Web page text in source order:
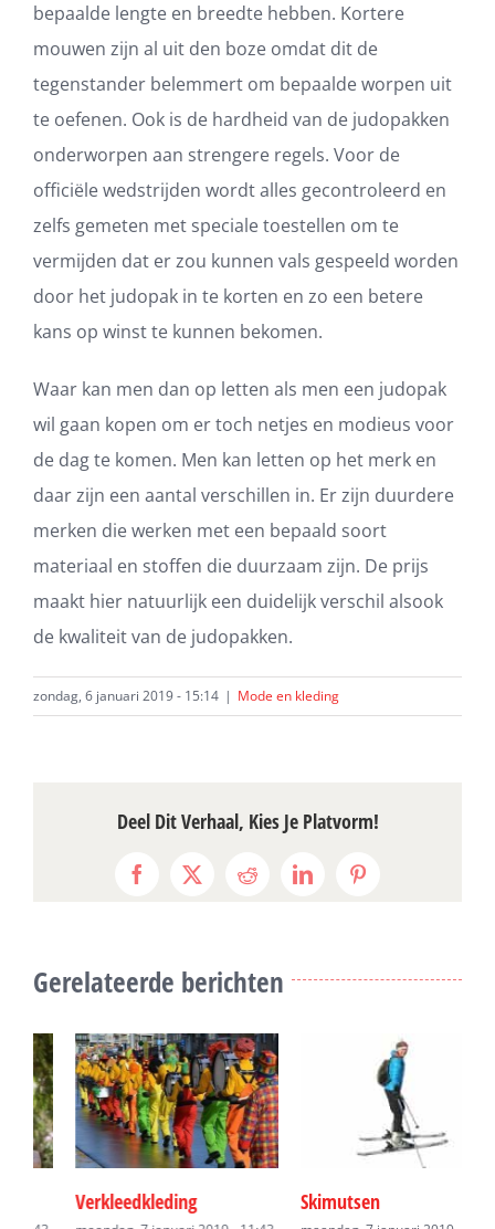
bepaalde lengte en breedte hebben. Kortere
mouwen zijn al uit den boze omdat dit de
tegenstander belemmert om bepaalde worpen uit
te oefenen. Ook is de hardheid van de judopakken
onderworpen aan strengere regels. Voor de
officiële wedstrijden wordt alles gecontroleerd en
zelfs gemeten met speciale toestellen om te
vermijden dat er zou kunnen vals gespeeld worden
door het judopak in te korten en zo een betere
kans op winst te kunnen bekomen.
Waar kan men dan op letten als men een judopak
wil gaan kopen om er toch netjes en modieus voor
de dag te komen. Men kan letten op het merk en
daar zijn een aantal verschillen in. Er zijn duurdere
merken die werken met een bepaald soort
materiaal en stoffen die duurzaam zijn. De prijs
maakt hier natuurlijk een duidelijk verschil alsook
de kwaliteit van de judopakken.
zondag, 6 januari 2019 - 15:14 | Mode en kleding
Deel Dit Verhaal, Kies Je Platvorm!
Facebook
X RedditLinkedInPinterest
Gerelateerde berichten
Verkleedkleding Skimutsen